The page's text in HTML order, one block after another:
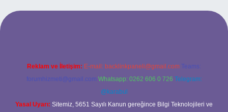
bahis sitesi
Reklam ve İletişim: E-mail: backlinkpaneli@gmail.com Teams:
forumhizmeti@gmail.com Whatsapp: 0262 606 0 726 Telegram:
@karabul
Yasal Uyarı: Sitemiz, 5651 Sayılı Kanun gereğince Bilgi Teknolojileri ve